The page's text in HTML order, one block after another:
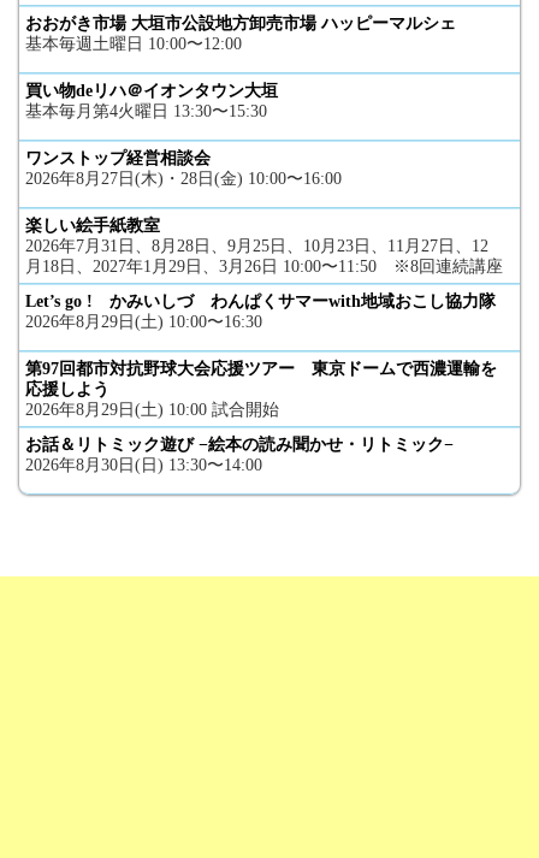
おおがき市場 大垣市公設地方卸売市場 ハッピーマルシェ
基本毎週土曜日 10:00〜12:00
買い物deリハ＠イオンタウン大垣
基本毎月第4火曜日 13:30〜15:30
ワンストップ経営相談会
2026年8月27日(木)・28日(金) 10:00〜16:00
楽しい絵手紙教室
2026年7月31日、8月28日、9月25日、10月23日、11月27日、12
月18日、2027年1月29日、3月26日 10:00〜11:50 ※8回連続講座
Let’s go ! かみいしづ わんぱくサマーwith地域おこし協力隊
2026年8月29日(土) 10:00〜16:30
第97回都市対抗野球大会応援ツアー 東京ドームで西濃運輸を
応援しよう
2026年8月29日(土) 10:00 試合開始
お話＆リトミック遊び −絵本の読み聞かせ・リトミック−
2026年8月30日(日) 13:30〜14:00